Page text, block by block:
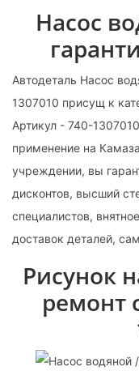
Насос
Автодеталь Насос
1307010 присущ к
Артикул - 740-
применение на
учреждении, вы
дисконтов, высший
специалистов,
доставок деталей,
Рисунок
ремонт